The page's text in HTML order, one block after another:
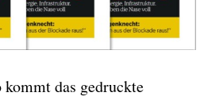
das gedruckte